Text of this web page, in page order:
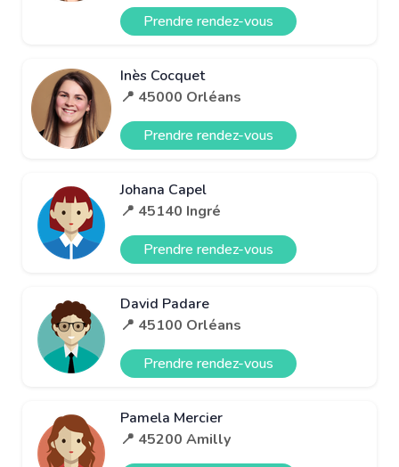
Prendre rendez-vous
Inès Cocquet
📍 45000 Orléans
Prendre rendez-vous
Johana Capel
📍 45140 Ingré
Prendre rendez-vous
David Padare
📍 45100 Orléans
Prendre rendez-vous
Pamela Mercier
📍 45200 Amilly